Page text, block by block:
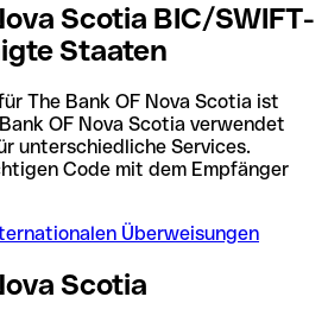
Scotia BIC/SWIFT-
Staaten
The Bank OF Nova Scotia ist
OF Nova Scotia verwendet
unterschiedliche Services.
Code mit dem Empfänger
Überweisungen
Scotia